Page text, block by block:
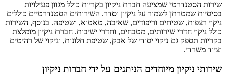
שירות הסטנדרטי שמציעה חברת ניקיון בקריות כולל מגוון פעילויות
בסיסיות שמטרתן לשמור על ניקיון וסדר. השירותים הסטנדרטיים כוללים
ניקוי רצפות, שטיחים וריפודים, שאיבה, טאטוא, ושטיפה. בנוסף, השירות
כולל ניקוי חדרי שירותים, מטבחים, וחדרי ישיבות. חברת ניקיון מומלצת
בקריות תספק גם ניקוי יסודי של אבק, שטיפת חלונות, וניקוי של רהיטים
וציוד משרדי.
שירותי ניקיון מיוחדים הניתנים על ידי חברות ניקיון